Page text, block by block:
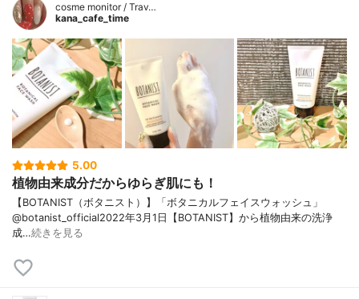
cosme monitor / Trav…
kana_cafe_time
5.00
植物由来成分だからゆらぎ肌にも！
【BOTANIST（ボタニスト）】「ボタニカルフェイスウォッシュ」
@botanist_official2022年3月1日【BOTANIST】から植物由来の洗浄
成…続きを見る